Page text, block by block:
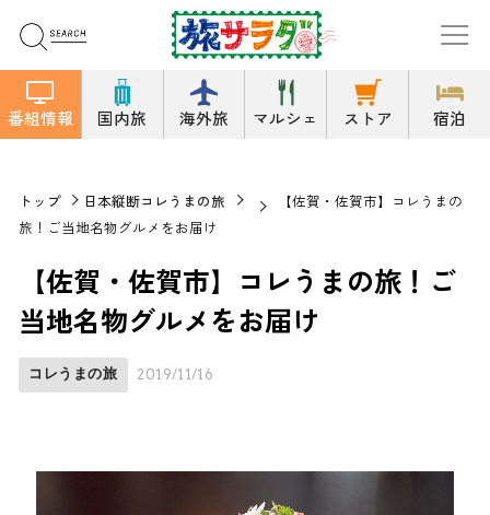
番組情報 国内旅 海外旅 マルシェ ストア 宿泊
トップ 日本縦断コレうまの旅
【佐賀・佐賀市】コレうまの
旅！ご当地名物グルメをお届け
【佐賀・佐賀市】コレうまの旅！ご
当地名物グルメをお届け
コレうまの旅 2019/11/16